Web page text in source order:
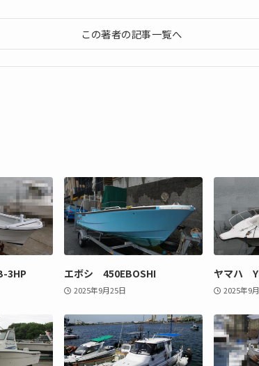
この著者の記事一覧へ
3HP エボシ 450EBOSHI
2025年9月25日
ヤマハ
2025年9